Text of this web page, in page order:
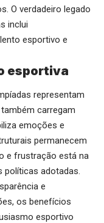
O verdadeiro legado
inclui
esportivo e
esportiva
representam
carregam
emoções e
permanecem
e frustração está na
políticas adotadas.
e
os benefícios
esportivo